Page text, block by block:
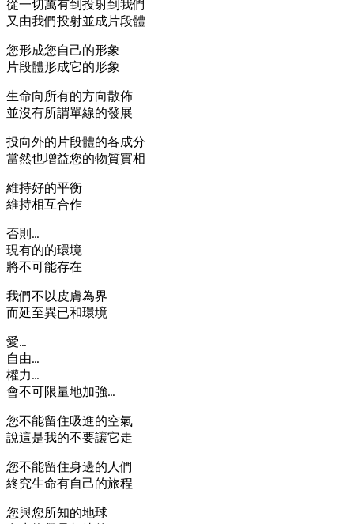
從一切萬有到投射到我們
又由我們投射並成片段體
您形成您自己的形象
片段體形成它的形象
生命向所有的方向散佈
並沒有所謂單線的發展
投向外的片段體的各成分
當然也增益您的物質實相
維持好的平衡
維持相互合作
否則…
現有的的環境
將不可能存在
我們不以皮膚為界
而延至異已和環境
愛…
自由…
權力…
會不可限量地加強…
您不能留住吸進的空氣
說這是我的不要讓它走
您不能留住身邊的人們
終究生命有自己的旅程
您與您所知的地球